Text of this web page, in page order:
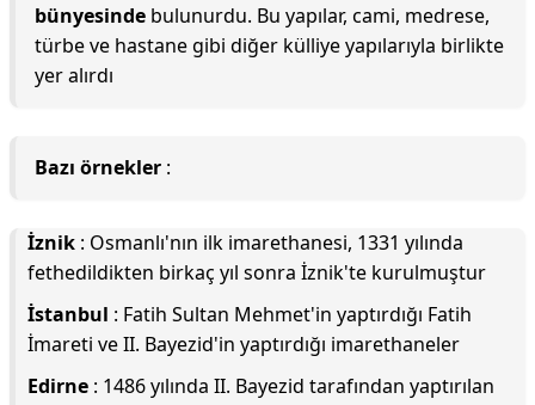
bünyesinde bulunurdu. Bu yapılar, cami, medrese,
türbe ve hastane gibi diğer külliye yapılarıyla birlikte
yer alırdı
Bazı örnekler :
İznik : Osmanlı'nın ilk imarethanesi, 1331 yılında
fethedildikten birkaç yıl sonra İznik'te kurulmuştur
İstanbul : Fatih Sultan Mehmet'in yaptırdığı Fatih
İmareti ve II. Bayezid'in yaptırdığı imarethaneler
Edirne : 1486 yılında II. Bayezid tarafından yaptırılan